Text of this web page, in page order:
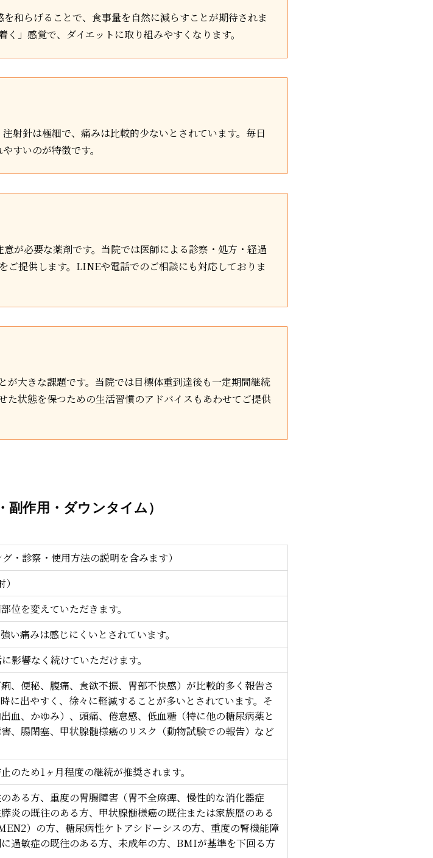
和らげることで、食事量を自然に減らすことが期待されま
」感覚で、ダイエットに取り組みやすくなります。
射針は極細で、痛みは比較的少ないとされています。毎日
すいのが特徴です。
が必要な薬剤です。当院では医師による診察・処方・経過
ご提供します。LINEや電話でのご相談にも対応しておりま
が大きな課題です。当院では目標体重到達後も一定期間継続
た状態を保つための生活習慣のアドバイスもあわせてご提供
副作用・ダウンタイム）
・診察・使用方法の説明を含みます）
位を変えていただきます。
い痛みは感じにくいとされています。
影響なく続けていただけます。
、便秘、腹痛、食欲不振、胃部不快感）が比較的多く報告さ
に出やすく、徐々に軽減することが多いとされています。そ
血、かゆみ）、頭痛、倦怠感、低血糖（特に他の糖尿病薬と
、腸閉塞、甲状腺髄様癌のリスク（動物試験での報告）など
のため1ヶ月程度の継続が推奨されます。
ある方、重度の胃腸障害（胃不全麻痺、慢性的な消化器症
炎の既往のある方、甲状腺髄様癌の既往または家族歴のある
）の方、糖尿病性ケトアシドーシスの方、重度の腎機能障
過敏症の既往のある方、未成年の方、BMIが基準を下回る方